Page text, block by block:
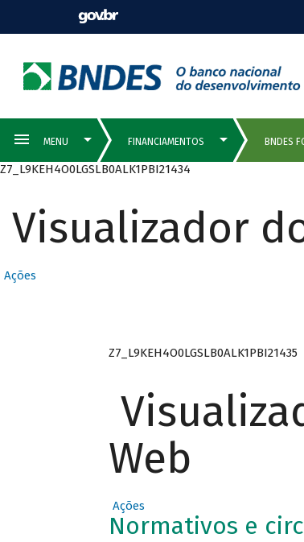
Z7_L9KEH4O0LGSLB0ALK1PBI21434
Visualizador
Ações
Z7_L9KEH4O0LGSLB0ALK1PBI21435
Web
Ações
Normativos e